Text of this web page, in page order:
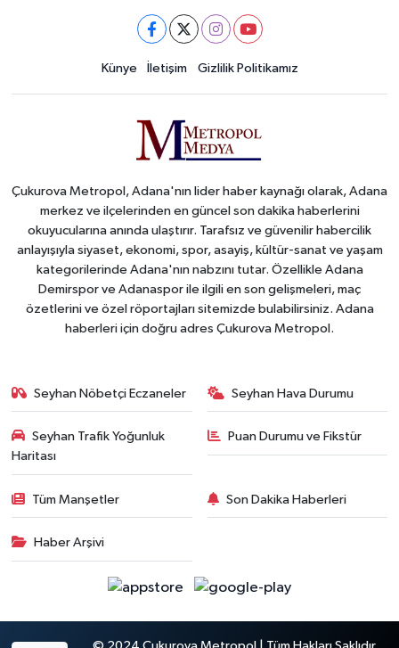
Künye İletişim Gizlilik Politikamız
Çukurova Metropol, Adana'nın lider haber kaynağı olarak, Adana
merkez ve ilçelerinden en güncel son dakika haberlerini
okuyucularına anında ulaştırır. Tarafsız ve güvenilir habercilik
anlayışıyla siyaset, ekonomi, spor, asayiş, kültür-sanat ve yaşam
kategorilerinde Adana'nın nabzını tutar. Özellikle Adana
Demirspor ve Adanaspor ile ilgili en son gelişmeleri, maç
özetlerini ve özel röportajları sitemizde bulabilirsiniz. Adana
haberleri için doğru adres Çukurova Metropol.
Seyhan Nöbetçi Eczaneler Seyhan Hava Durumu
Seyhan Trafik Yoğunluk
Haritası
Puan Durumu ve Fikstür
Tüm Manşetler Son Dakika Haberleri
Haber Arşivi